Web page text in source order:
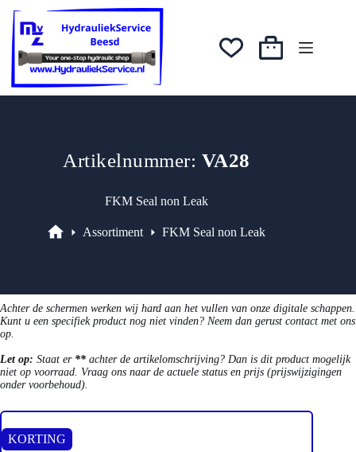
naar
inhoud
was:
€4,00.
€3,40.
Winkelwagen
Artikelnummer: VA28
FKM Seal non Leak
Assortiment FKM Seal non Leak
Achter de schermen werken wij hard aan het vullen van onze digitale schappen.
Kunt u een specifiek product nog niet vinden? Neem dan gerust contact met ons
op.
Let op: Staat er ** achter de artikelomschrijving? Dan is dit product mogelijk
niet op voorraad. Vraag ons naar de actuele status en prijs (prijswijzigingen
onder voorbehoud).
KORTING